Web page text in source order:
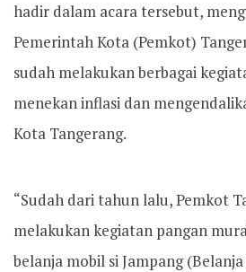
hadir dalam acara tersebut,
Pemerintah Kota (Pemkot)
sudah melakukan berbagai
menekan inflasi dan
Kota Tangerang.
“Sudah dari tahun lalu, Pemkot
melakukan kegiatan pangan
belanja mobil si Jampang